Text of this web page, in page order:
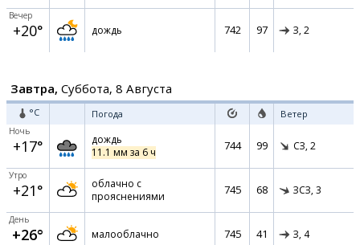
Вечер
+20° дождь 742 97 З, 2
Завтра, Суббота, 8 Августа
°C Погода Ветер
Ночь
+17°
дождь
11.1 мм за 6 ч
744 99 СЗ, 2
Утро
+21°
облачно с
прояснениями
745 68 ЗСЗ, 3
День
+26° малооблачно 745 41 З, 4